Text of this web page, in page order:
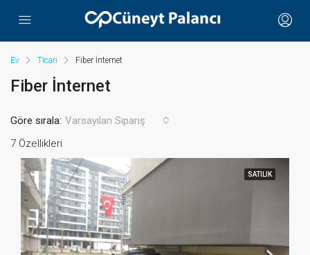
Ev Ticari Fiber İnternet
Fiber İnternet
7 Özellikleri
Göre sırala: Varsayılan Sipariş
SATILIK